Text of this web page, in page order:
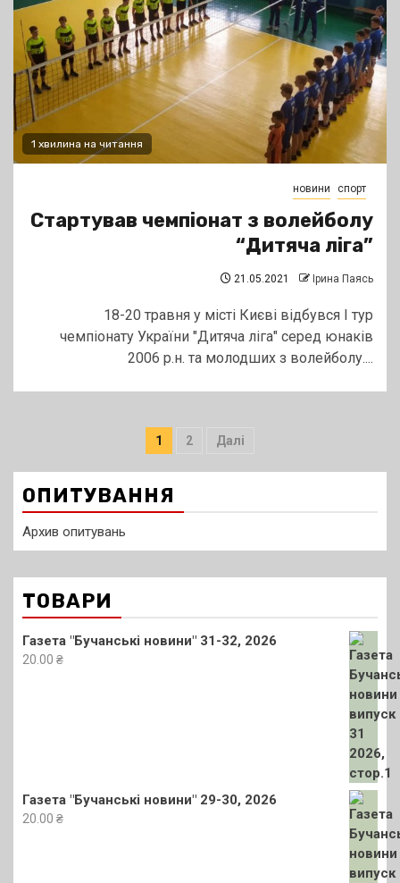
1 хвилина на читання
новини спорт
Стартував чемпіонат з волейболу
“Дитяча ліга”
21.05.2021 Ірина Паясь
18-20 травня у місті Києві відбувся І тур
чемпіонату України "Дитяча ліга" серед юнаків
2006 р.н. та молодших з волейболу....
Пагінація
записів
1 2 Далі
ОПИТУВАННЯ
Архив опитувань
ТОВАРИ
Газета "Бучанські новини" 31-32, 2026
20.00 ₴
Газета "Бучанські новини" 29-30, 2026
20.00 ₴